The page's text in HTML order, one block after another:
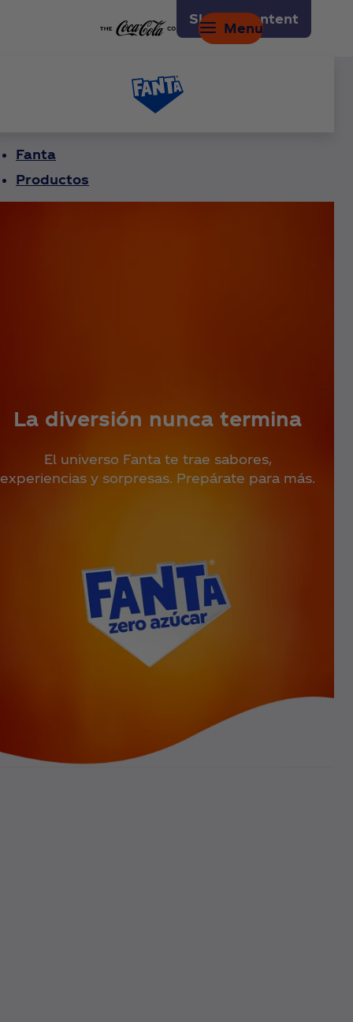
Skip to content
Menu
Fanta
Productos
La diversión nunca termina
El universo Fanta te trae sabores,
experiencias y sorpresas. Prepárate para más.